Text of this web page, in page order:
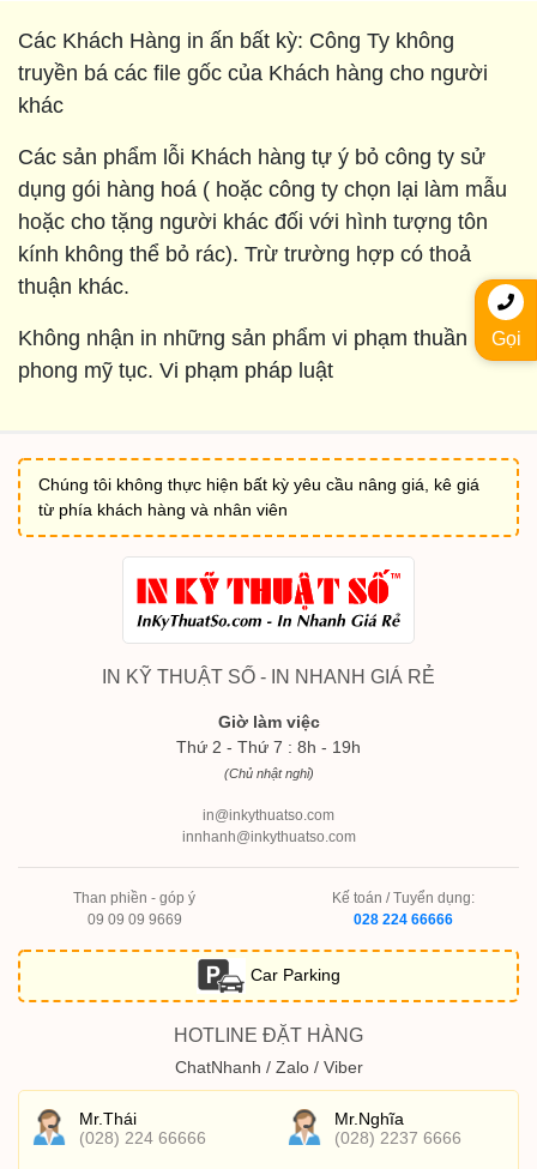
Gọi
Các Khách Hàng in ấn bất kỳ: Công Ty không
truyền bá các file gốc của Khách hàng cho người
khác
Các sản phẩm lỗi Khách hàng tự ý bỏ công ty sử
dụng gói hàng hoá ( hoặc công ty chọn lại làm mẫu
hoặc cho tặng người khác đối với hình tượng tôn
kính không thể bỏ rác). Trừ trường hợp có thoả
thuận khác.
Không nhận in những sản phẩm vi phạm thuần
phong mỹ tục. Vi phạm pháp luật
Chúng tôi không thực hiện bất kỳ yêu cầu nâng giá, kê giá
từ phía khách hàng và nhân viên
IN KỸ THUẬT SỐ - IN NHANH GIÁ RẺ
Giờ làm việc
Thứ 2 - Thứ 7 : 8h - 19h
(Chủ nhật nghỉ)
in@inkythuatso.com
innhanh@inkythuatso.com
Than phiền - góp ý
09 09 09 9669
Kế toán / Tuyển dụng:
028 224 66666
Car Parking
HOTLINE ĐẶT HÀNG
ChatNhanh / Zalo / Viber
Mr.Thái
(028) 224 66666
Mr.Nghĩa
(028) 2237 6666